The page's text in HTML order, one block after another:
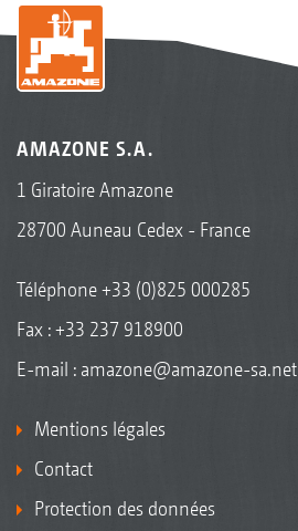
AMAZONE S.A.
1 Giratoire Amazone
28700 Auneau Cedex - France
Téléphone+33 (0)825 000285
Fax : +33 237 918900
E-mail : amazone@amazone-sa.net
Mentions légales
Contact
Protection des données